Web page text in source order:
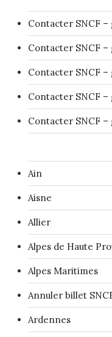
Contacter SNCF
Contacter SNCF
Contacter SNCF
Contacter SNCF
Contacter SNCF
Ain
Aisne
Allier
Alpes de Haute
Alpes Maritimes
Annuler billet
Ardennes